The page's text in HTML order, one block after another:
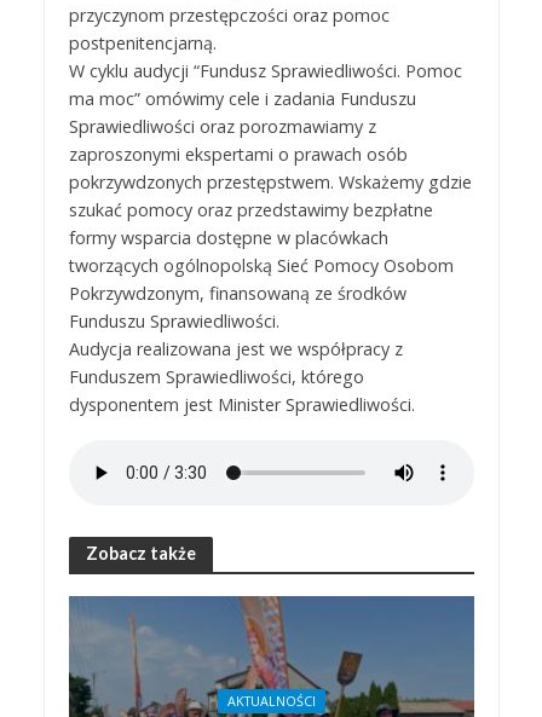
przyczynom przestępczości oraz pomoc
postpenitencjarną.
W cyklu audycji “Fundusz Sprawiedliwości. Pomoc
ma moc” omówimy cele i zadania Funduszu
Sprawiedliwości oraz porozmawiamy z
zaproszonymi ekspertami o prawach osób
pokrzywdzonych przestępstwem. Wskażemy gdzie
szukać pomocy oraz przedstawimy bezpłatne
formy wsparcia dostępne w placówkach
tworzących ogólnopolską Sieć Pomocy Osobom
Pokrzywdzonym, finansowaną ze środków
Funduszu Sprawiedliwości.
Audycja realizowana jest we współpracy z
Funduszem Sprawiedliwości, którego
dysponentem jest Minister Sprawiedliwości.
Zobacz także
AKTUALNOŚCI